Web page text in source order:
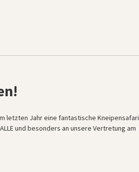
letzten Jahr eine fantastische Kneipensafari
und besonders an unsere Vertretung am